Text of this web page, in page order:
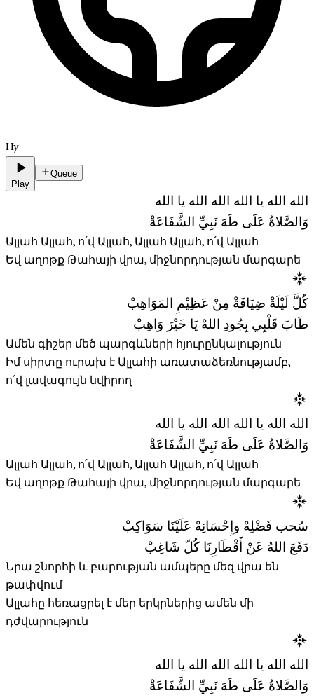
Hy
Play
Queue
الله الله يا الله الله الله يا الله
وَالصَّلاةُ عَلَى طَهَ نَبِيِّ الشَّفَاعَةْ
Ալլահ Ալլահ, ո՛վ Ալլահ, Ալլահ Ալլահ, ո՛վ Ալլահ
Եվ աղոթք Թահայի վրա, միջնորդության մարգարե
كُلَّ لَيْلَةْ ضِيَافَةْ مِنْ عَظِيْمِ المَوَاهِبْ
طَابَ قَلْبِي بِجُودِ اللهْ يَا خَيْرَ وَاهِبْ
Ամեն գիշեր մեծ պարգևների հյուրընկալություն
Իմ սիրտը ուրախ է Ալլահի առատաձեռնությամբ,
ո՛վ լավագույն նվիրող
الله الله يا الله الله الله يا الله
وَالصَّلاةُ عَلَى طَهَ نَبِيِّ الشَّفَاعَةْ
Ալլահ Ալլահ, ո՛վ Ալլահ, Ալլահ Ալլահ, ո՛վ Ալլահ
Եվ աղոթք Թահայի վրա, միջնորդության մարգարե
سُحب فَضْلِهْ وإِحْسَانِهْ عَلَيْنَا سَوَاكِبْ
دَفَعَ اللهُ عَنْ أَقْطَارِنَا كُلّ شَاغِبْ
Նրա շնորհի և բարության ամպերը մեզ վրա են
թափվում
Ալլահը հեռացրել է մեր երկրներից ամեն մի
դժվարություն
الله الله يا الله الله الله يا الله
وَالصَّلاةُ عَلَى طَهَ نَبِيِّ الشَّفَاعَةْ